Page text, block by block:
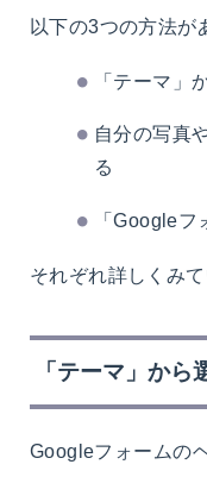
以下の3つの方法が
「テーマ」
自分の写真
る
「Google
それぞれ詳しくみて
「テーマ」から
Googleフォームの